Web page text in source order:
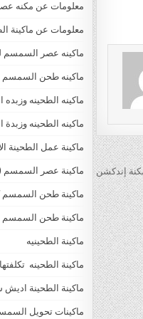
إندكشن
معلومات عن مكنه
معلومات عن ماكينة
ماكينه عصر السمسم
ماكينه طحن السمسم
ماكينه الطحينه
ماكينه الطحينه
ماكينة عمل الطحينة
ماكينة عصر السمسم
ماكينة طحن السمسم
ماكينة طحن السمسم
ماكينة الطحينيه
ماكينة الطحينه
ماكينة الطحينة اديش
ماكينات تحويل